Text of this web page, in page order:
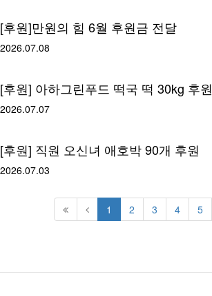
[후원]만원의 힘 6월 후원금 전달
2026.07.08
[후원] 아하그린푸드 떡국 떡 30kg 후원
2026.07.07
[후원] 직원 오신녀 애호박 90개 후원
2026.07.03
1 2 3 4 5